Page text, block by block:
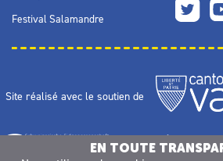
Festival Salamandre
Site réalisé avec le soutien de
EN TOUTE